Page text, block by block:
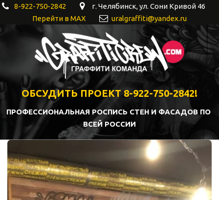
8-922-750-2842 г. Челябинск,ул. Сони Кривой 46
Перейти в MAX
uralgraffiti@yandex.ru
ОБСУДИТЬ ПРОЕКТ 8-922-750-2842!
ПРОФЕССИОНАЛЬНАЯ РОСПИСЬ СТЕН И ФАСАДОВ ПО
ВСЕЙ РОССИИ